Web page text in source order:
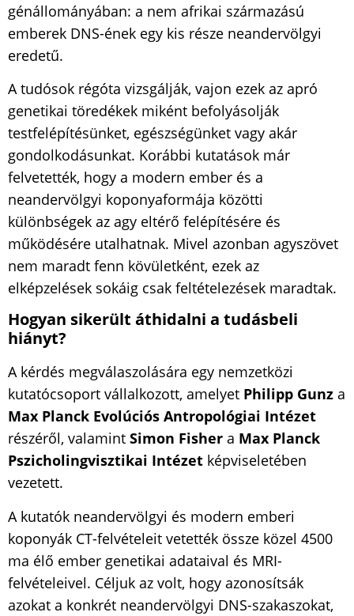
génállományában: a nem afrikai származású
emberek DNS-ének egy kis része neandervölgyi
eredetű.
A tudósok régóta vizsgálják, vajon ezek az apró
genetikai töredékek miként befolyásolják
testfelépítésünket, egészségünket vagy akár
gondolkodásunkat. Korábbi kutatások már
felvetették, hogy a modern ember és a
neandervölgyi koponyaformája közötti
különbségek az agy eltérő felépítésére és
működésére utalhatnak. Mivel azonban agyszövet
nem maradt fenn kövületként, ezek az
elképzelések sokáig csak feltételezések maradtak.
Hogyan sikerült áthidalni a tudásbeli
hiányt?
A kérdés megválaszolására egy nemzetközi
kutatócsoport vállalkozott, amelyet Philipp Gunz a
Max Planck Evolúciós Antropológiai Intézet
részéről, valamint Simon Fisher a Max Planck
Pszicholingvisztikai Intézet képviseletében
vezetett.
A kutatók neandervölgyi és modern emberi
koponyák CT-felvételeit vetették össze közel 4500
ma élő ember genetikai adataival és MRI-
felvételeivel. Céljuk az volt, hogy azonosítsák
azokat a konkrét neandervölgyi DNS-szakaszokat,